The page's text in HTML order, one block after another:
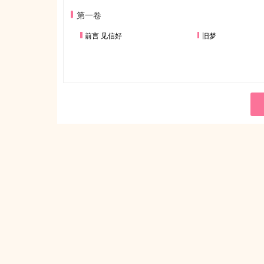
第一卷
前言 见信好 旧梦